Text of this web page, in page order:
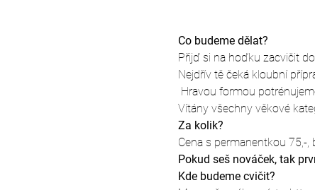
Co budeme dělat?
Přijď si na hoďku zacvičit
Nejdřív tě čeká kloubní
Hravou formou
Vítány všechny věkové
Za kolik?
Cena s permanentkou 75,-
Pokud seš nováček, tak
Kde budeme cvičit?